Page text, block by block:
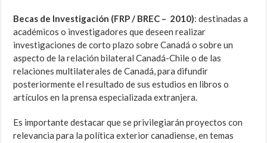
Becas de Investigación (FRP / BREC – 2010): destinadas a
académicos o investigadores que deseen realizar
investigaciones de corto plazo sobre Canadá o sobre un
aspecto de la relación bilateral Canadá-Chile o de las
relaciones multilaterales de Canadá, para difundir
posteriormente el resultado de sus estudios en libros o
artículos en la prensa especializada extranjera.
Es importante destacar que se privilegiarán proyectos con
relevancia para la política exterior canadiense, en temas